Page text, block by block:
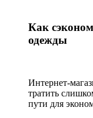
Как
одежды
Интернет-
тратить
пути для